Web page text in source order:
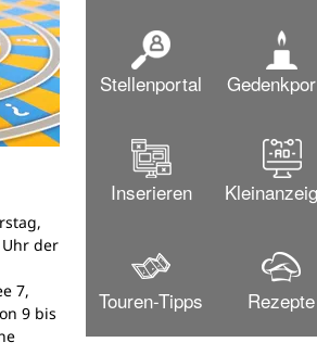
der
7,
9 bis
Stellenportal
Inserieren
Touren-Tipps Rezepte